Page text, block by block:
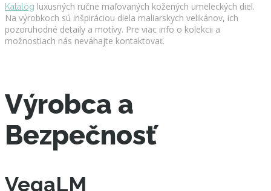
Katalóg luxusných ručne maľovaných kožených umeleckých diel.
Na výrobkoch sú inšpiráciou diela maliarskych velikánov, ich
pozoruhodné detaily a motívy. Pre viac info o kolekcii a
možnostiach nás neváhajte kontaktovať.
Výrobca a
Bezpečnosť
VegaLM